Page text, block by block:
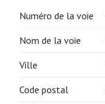
Numéro de la voie
Nom de la voie
Ville
Code postal